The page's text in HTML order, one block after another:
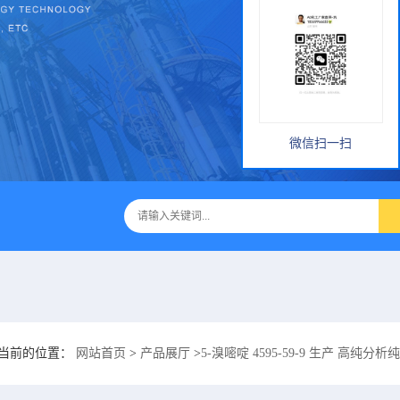
前的位置： 网站首页 > 产品展厅 >5-溴嘧啶 4595-59-9 生产 高纯分析
微信扫一扫